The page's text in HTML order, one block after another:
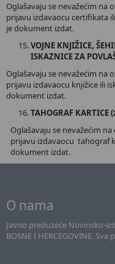
Oglašavaju se nevažećim na
prijavu izdavaocu certifikata
je dokument izdat.
VOJNE KNJIŽICE,
ISKAZNICE ZA
Oglašavaju se nevažećim na
prijavu izdavaocu knjižice ili
dokument izdat.
TAHOGRAF KARTICE
Oglašavaju se nevažećim
prijavu izdavaocu tahograf
dokument izdat.
O nama
Javno preduzeće Novinsko-
BOSNE I HERCEGOVINE.